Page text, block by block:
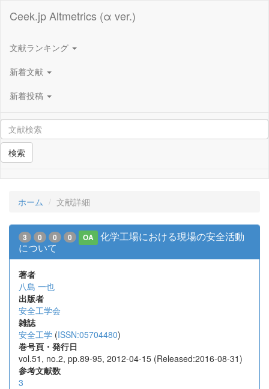
Ceek.jp Altmetrics (α ver.)
文献ランキング
新着文献
新着投稿
検索
ホーム 文献詳細
3 0 0 0 OA
化学工場における現場の安全活動
について
著者
八島 一也
出版者
安全工学会
雑誌
安全工学 (ISSN:05704480)
巻号頁・発行日
vol.51, no.2, pp.89-95, 2012-04-15 (Released:2016-08-31)
参考文献数
3